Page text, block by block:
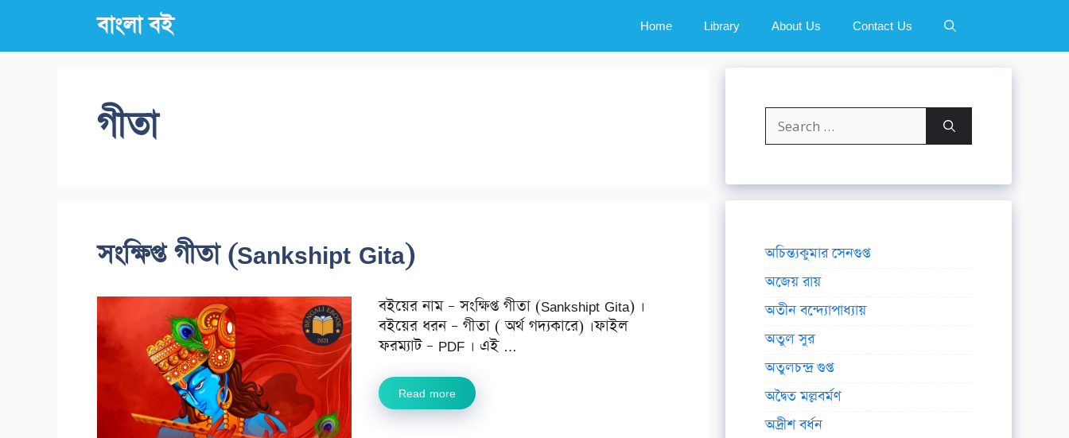
content
বাংলা বই Home Library About Us Contact Us
গীতা
সংক্ষিপ্ত গীতা (Sankshipt Gita)
বইয়ের নাম – সংক্ষিপ্ত গীতা (Sankshipt Gita) ।
বইয়ের ধরন – গীতা ( অর্থ গদ্যকারে) ।ফাইল
ফরম্যাট – PDF । এই …
Read more
Search
for:
অচিন্ত্যকুমার সেনগুপ্ত
অজেয় রায়
অতীন বন্দ্যোপাধ্যায়
অতুল সুর
অতুলচন্দ্র গুপ্ত
অদ্বৈত মল্লবর্মণ
অদ্রীশ বর্ধন